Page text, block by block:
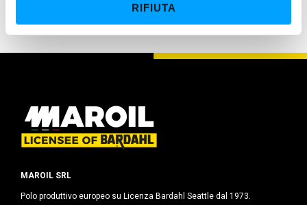
RIFIUTA
MAROIL SRL
Polo produttivo europeo su Licenza Bardahl Seattle dal 1973.